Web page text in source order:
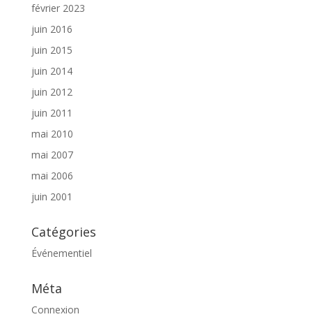
février 2023
juin 2016
juin 2015
juin 2014
juin 2012
juin 2011
mai 2010
mai 2007
mai 2006
juin 2001
Catégories
Événementiel
Méta
Connexion